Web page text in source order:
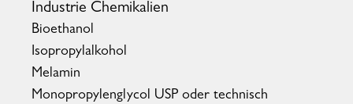
Industrie Chemikalien
Bioethanol
Isopropylalkohol
Melamin
Monopropylenglycol USP oder technisch